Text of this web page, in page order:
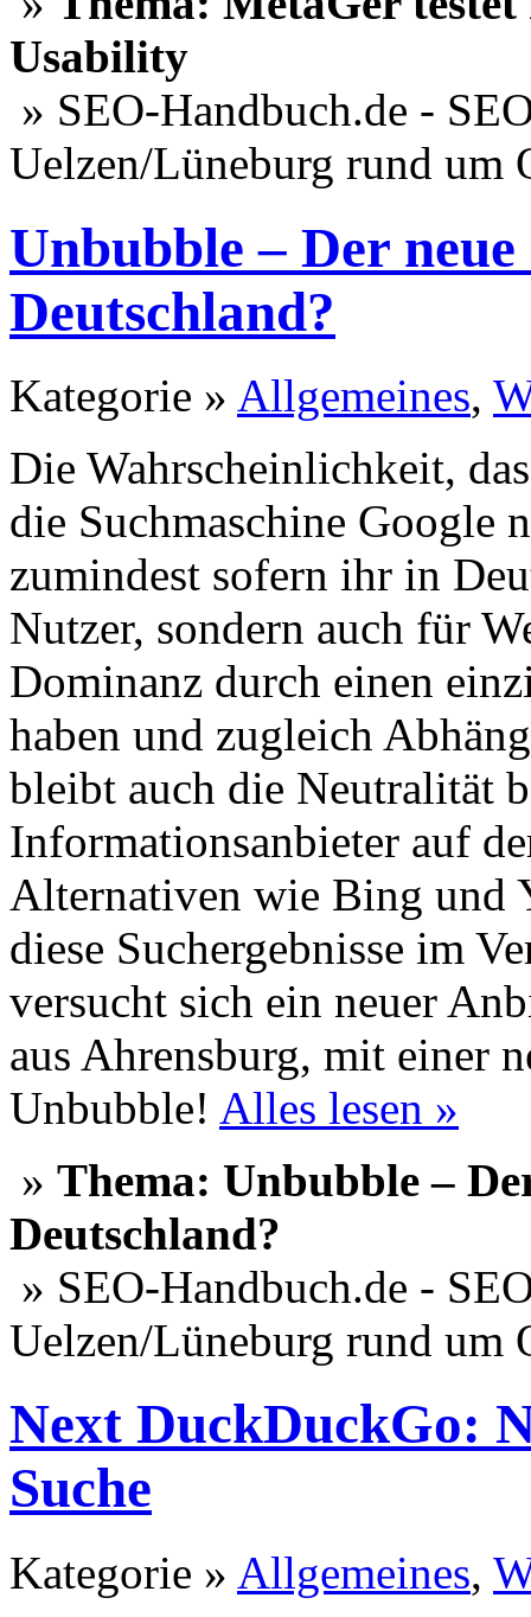
Usability
» SEO-Handbuch.de -
Uelzen/Lüneburg rund
Unbubble – Der
Deutschland?
Kategorie » Allgemeines,
Die Wahrscheinlichkeit,
die Suchmaschine Google
zumindest sofern ihr in
Nutzer, sondern auch für
Dominanz durch einen
haben und zugleich
bleibt auch die Neutralität
Informationsanbieter auf
Alternativen wie Bing und
diese Suchergebnisse im
versucht sich ein neuer
aus Ahrensburg, mit einer
Unbubble! Alles lesen »
» Thema: Unbubble –
Deutschland?
» SEO-Handbuch.de -
Uelzen/Lüneburg rund
Next DuckDuckGo:
Suche
Kategorie » Allgemeines,